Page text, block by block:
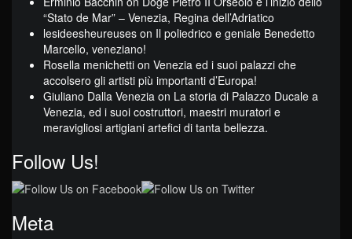
“Stato de Mar” – Venezia, Regina dell’Adriatico
lesideesheureuses on Il poliedrico e geniale Benedetto
Marcello, veneziano!
Rosella menichetti on Venezia ed i suoi palazzi che
accolsero gli artisti più importanti d’Europa!
Giuliano Dalla Venezia on La storia di Palazzo Ducale a
Venezia, ed i suoi costruttori, maestri muratori e
meravigliosi artigiani artefici di tanta bellezza.
Follow Us!
Meta